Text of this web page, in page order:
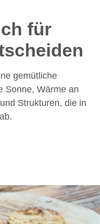
für
gemütliche
Sonne, Wärme an
Strukturen, die in